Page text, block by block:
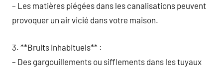
– Les matières piégées dans les canalisations peuvent
provoquer un air vicié dans votre maison.
3. **Bruits inhabituels** :
– Des gargouillements ou sifflements dans les tuyaux